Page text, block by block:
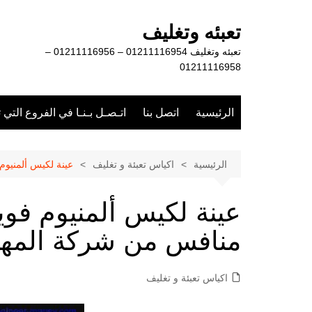
تعبئه وتغليف
تعبئه وتغليف 01211116954 – 01211116956 –
01211116958
الرئيسية اتصل بنا اتـصـل بـنـا في الفروع
الرئيسية اكياس تعبئة و تغليف عينة لكيس
عينة لكيس ألمنيوم
منافس من شركة
اكياس تعبئة و تغليف